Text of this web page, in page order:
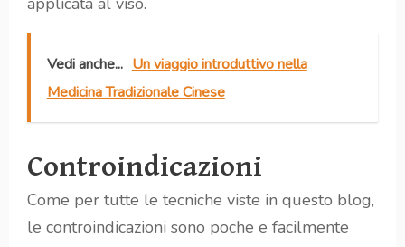
Vedi anche... Un viaggio introduttivo nella
Medicina Tradizionale Cinese
Controindicazioni
Come per tutte le tecniche viste in questo blog,
le controindicazioni sono poche e facilmente